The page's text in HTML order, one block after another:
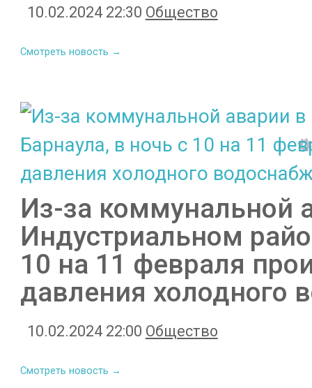
10.02.2024 22:30 Общество
Смотреть новость →
Из-за коммунальной
Индустриальном
10 на 11 февраля
давления холодного
10.02.2024 22:00 Общество
Смотреть новость →